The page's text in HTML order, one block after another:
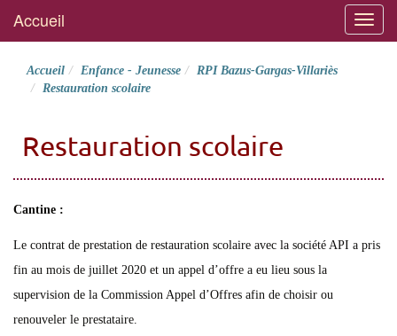
Menu
Accueil
Accueil Enfance - Jeunesse
RPI Bazus-Gargas-Villariès
Restauration scolaire
Restauration scolaire
Cantine :
Le contrat de prestation de restauration scolaire avec la société API a pris
fin au mois de juillet 2020 et un appel d’offre a eu lieu sous la
supervision de la Commission Appel d’Offres afin de choisir ou
renouveler le prestataire.